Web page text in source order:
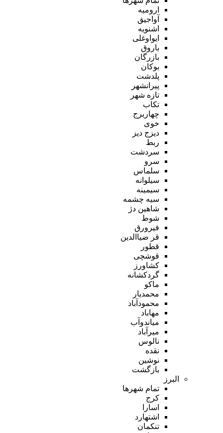
ارومیه
آواجیق
اشنویه
ایواوغلی
باروق
بازرگان
بوکان
پلدشت
پیرانشهر
تازه شهر
تکاب
چهاربرج
خوی
دیزج دیز
ربط
سردشت
سرو
سلماس
سیلوانه
سیمینه
سیه چشمه
شاهین دژ
شوط
فیرورق
قر ضیاالدین
قطور
قوشچی
کشاورز
گردکشانه
ماکو
محمدیار
محمودآباد
مهاباد
میاندوآب
میرآباد
نالوس
نقده
نوشین
بازگشت
البرز
تمام شهر‌ها
کرج
اسارا
اشتهارد
تنکمان